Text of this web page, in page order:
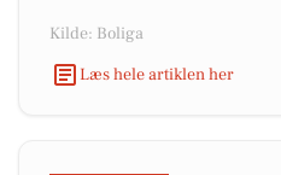
Kilde: Boliga
Læs hele artiklen her